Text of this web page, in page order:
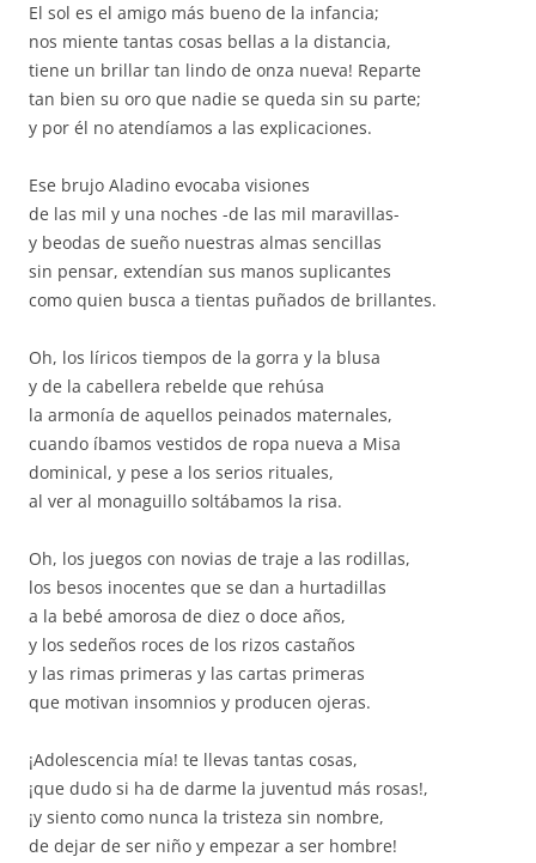
El sol es el amigo más bueno de la infancia;
nos miente tantas cosas bellas a la distancia,
tiene un brillar tan lindo de onza nueva! Reparte
tan bien su oro que nadie se queda sin su parte;
y por él no atendíamos a las explicaciones.
Ese brujo Aladino evocaba visiones
de las mil y una noches -de las mil maravillas-
y beodas de sueño nuestras almas sencillas
sin pensar, extendían sus manos suplicantes
como quien busca a tientas puñados de brillantes.
Oh, los líricos tiempos de la gorra y la blusa
y de la cabellera rebelde que rehúsa
la armonía de aquellos peinados maternales,
cuando íbamos vestidos de ropa nueva a Misa
dominical, y pese a los serios rituales,
al ver al monaguillo soltábamos la risa.
Oh, los juegos con novias de traje a las rodillas,
los besos inocentes que se dan a hurtadillas
a la bebé amorosa de diez o doce años,
y los sedeños roces de los rizos castaños
y las rimas primeras y las cartas primeras
que motivan insomnios y producen ojeras.
¡Adolescencia mía! te llevas tantas cosas,
¡que dudo si ha de darme la juventud más rosas!,
¡y siento como nunca la tristeza sin nombre,
de dejar de ser niño y empezar a ser hombre!